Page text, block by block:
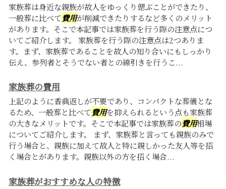
家族葬は身近な親族が故人をゆっくり偲ぶことができたり、
一般葬に比べて費用が削減できたりするなど多くのメリット
があります。そこで本記事では家族葬を行う際の注意点につ
いてご紹介します。 家族葬を行う際の注意点は2つありま
す。まず、家族葬であることを故人の知り合いにもしっかり
伝え、参列者とそうでない者との線引きを行うこ...
家族葬の費用
上記のように香典返しが不要であり、コンパクトな葬儀とな
るため、一般葬と比べて費用を抑えられるという点も家族葬
の大きなメリットです。そこで本記事では家族葬の費用相場
についてご紹介します。 まず、家族葬と言っても親族のみで
行う場合と、親族に加えて故人と特に親しかった友人等を招
く場合とがあります。親族以外の方を招く場合...
家族葬がおすすめな人の特徴